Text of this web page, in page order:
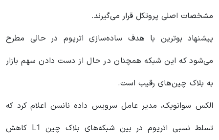
مشخصات اصلی پروتکل قرار می‌گیرند.
پیشنهاد بوترین با هدف ساده‌سازی اتریوم در حالی مطرح
می‌شود که این شبکه همچنان در حال از دست دادن سهم بازار
به بلاک چین‌های رقیب است.
الکس سوانویک، مدیر عامل سرویس داده نانسن اعلام کرد که
تسلط نسبی اتریوم در بین شبکه‌های بلاک چین L1 کاهش